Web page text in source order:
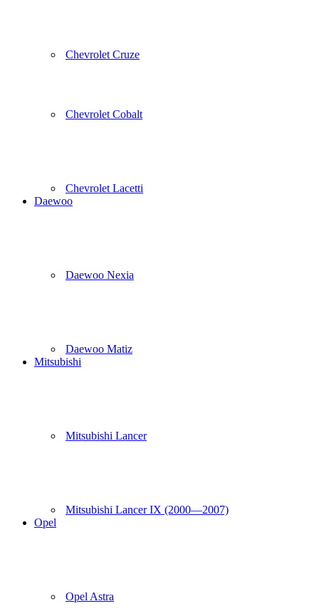
Chevrolet Cruze
Chevrolet Cobalt
Chevrolet Lacetti
Daewoo
Daewoo Nexia
Daewoo Matiz
Mitsubishi
Mitsubishi Lancer
Mitsubishi Lancer IX (2000—2007)
Opel
Opel Astra